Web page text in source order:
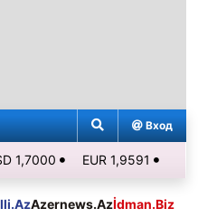
Вход
1,7000 EUR 1,9591
Azernews.Azİdman.Biz